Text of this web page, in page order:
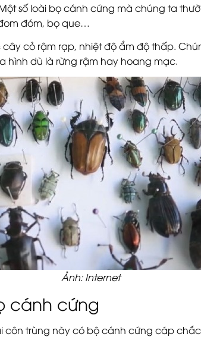
số loài bọ cánh cứng mà chúng ta
đóm, bọ que…
cỏ rậm rạp, nhiệt độ ẩm độ thấp.
hình dù là rừng rậm hay hoang mạc.
Ảnh: Internet
cánh cứng
côn trùng này có bộ cánh cứng cáp